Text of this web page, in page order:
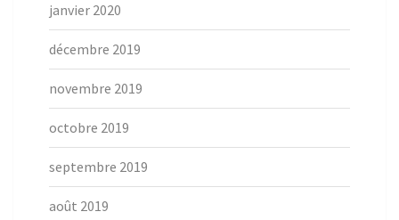
janvier 2020
décembre 2019
novembre 2019
octobre 2019
septembre 2019
août 2019